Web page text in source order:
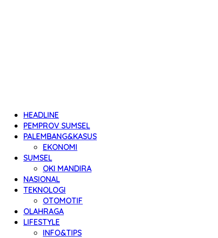
HEADLINE
PEMPROV SUMSEL
PALEMBANG&KASUS
EKONOMI
SUMSEL
OKI MANDIRA
NASIONAL
TEKNOLOGI
OTOMOTIF
OLAHRAGA
LIFESTYLE
INFO&TIPS